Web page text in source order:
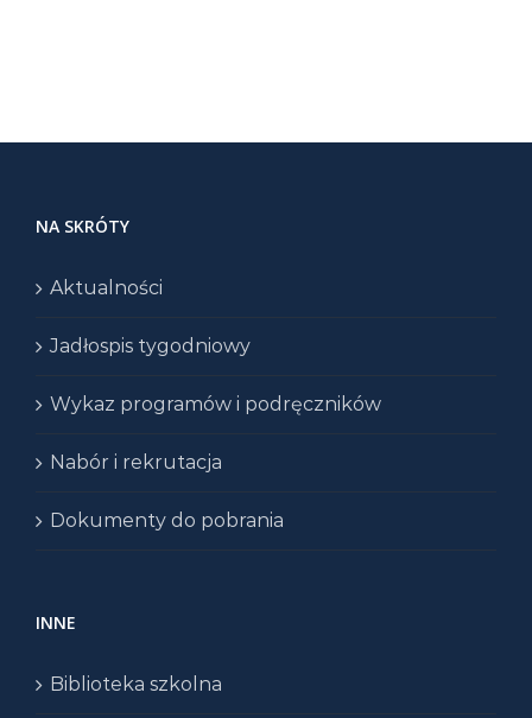
NA SKRÓTY
Aktualności
Jadłospis tygodniowy
Wykaz programów i podręczników
Nabór i rekrutacja
Dokumenty do pobrania
INNE
Biblioteka szkolna